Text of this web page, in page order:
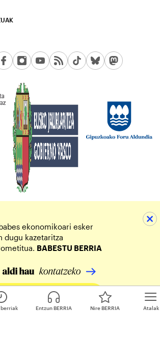
Atalak
berriak Entzun BERRIA Nire BERRIA
ekonomikoari esker
dugu kazetaritza
BABESTU BERRIA
Egin zure ekarpena